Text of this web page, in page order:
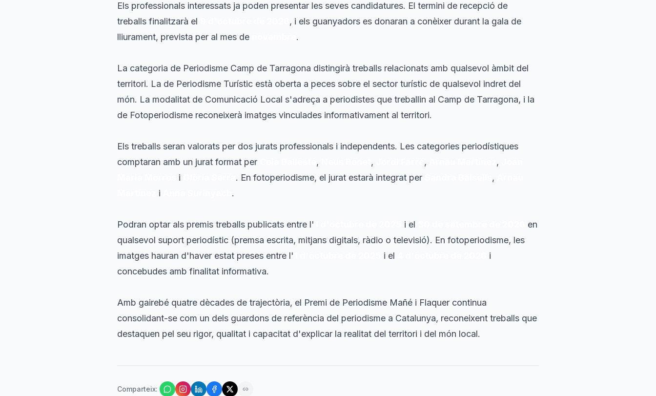
Els professionals interessats ja poden presentar les seves candidatures. El termini de recepció de
treballs finalitzarà el
, i els guanyadors es donaran a conèixer durant la gala de
lliurament, prevista per al mes de
.
La categoria de Periodisme Camp de Tarragona distingirà treballs relacionats amb qualsevol àmbit del
territori. La de Periodisme Turístic està oberta a peces sobre el sector turístic de qualsevol indret del
món. La modalitat de Comunicació Local s'adreça a periodistes que treballin al Camp de Tarragona, i la
de Fotoperiodisme reconeixerà imatges vinculades informativament al territori.
Els treballs seran valorats per dos jurats professionals i independents. Les categories periodístiques
comptaran amb un jurat format per
, , , ,
i . En fotoperiodisme, el jurat estarà integrat per ,
i .
Podran optar als premis treballs publicats entre l' i el
en
qualsevol suport periodístic (premsa escrita, mitjans digitals, ràdio o televisió). En fotoperiodisme, les
imatges hauran d'haver estat preses entre l'
i el
i
concebudes amb finalitat informativa.
Amb gairebé quatre dècades de trajectòria, el Premi de Periodisme Mañé i Flaquer continua
consolidant-se com un dels guardons de referència del periodisme a Catalunya, reconeixent treballs que
destaquen pel seu rigor, qualitat i capacitat d'explicar la realitat del territori i del món local.
Comparteix: